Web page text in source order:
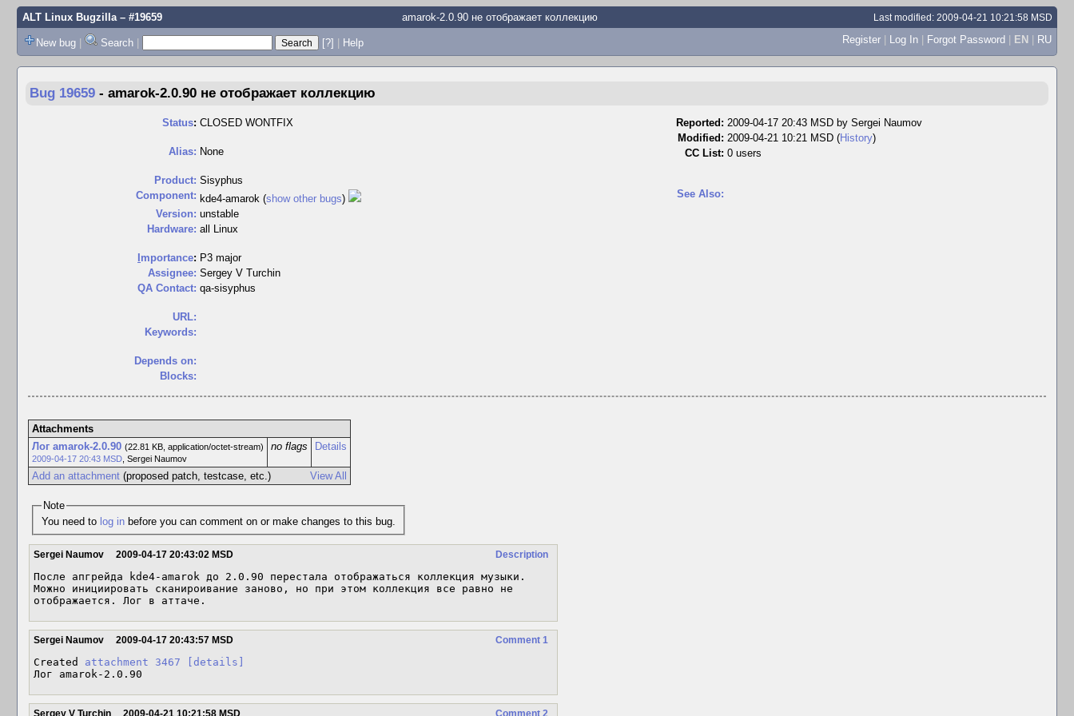
ALT Linux Bugzilla– #19659 amarok-2.0.90 не отображает коллекцию Last modified: 2009-04-21 10:21:58 MSD
New bug | Search | [?] | Help Register | Log In | Forgot Password | EN | RU
Bug 19659 - amarok-2.0.90 не отображает коллекцию
Status: CLOSED WONTFIX
Alias: None
Product: Sisyphus
Component: kde4-amarok (show other bugs)
Version: unstable
Hardware: all Linux
mportance: P3 major
Assignee: Sergey V Turchin
QA Contact: qa-sisyphus
URL:
Keywords:
Depends on:
Blocks:
Reported: 2009-04-17 20:43 MSD by Sergei Naumov
Modified: 2009-04-21 10:21 MSD (History)
CC List: 0 users
See Also:
Attachments
Лог amarok-2.0.90 (22.81 KB, application/octet-stream)
2009-04-17 20:43 MSD, Sergei Naumov
no flags Details
View All
Add an attachment(proposed patch, testcase, etc.)
Note
You need to log in before you can comment on or make changes to this bug.
Description
Sergei Naumov 2009-04-17 20:43:02 MSD
После апгрейда kde4-amarok до 2.0.90 перестала отображаться коллекция музыки.
Можно инициировать сканироивание заново, но при этом коллекция все равно не
отображается. Лог в аттаче.
Comment 1
Sergei Naumov 2009-04-17 20:43:57 MSD
Created attachment 3467
[details]
Лог amarok-2.0.90
Comment 2
Sergey V Turchin 2009-04-21 10:21:58 MSD